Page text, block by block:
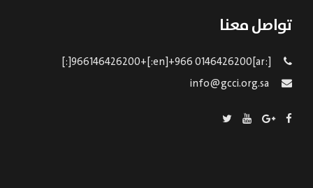
تواصل معنا
[:ar]966146426200+[:en]+966 0146426200[:]